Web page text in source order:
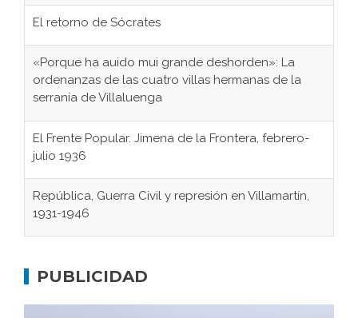
El retorno de Sócrates
«Porque ha auido mui grande deshorden»: La
ordenanzas de las cuatro villas hermanas de la
serranía de Villaluenga
El Frente Popular. Jimena de la Frontera, febrero-
julio 1936
República, Guerra Civil y represión en Villamartín,
1931-1946
concentración nazis
PUBLICIDAD